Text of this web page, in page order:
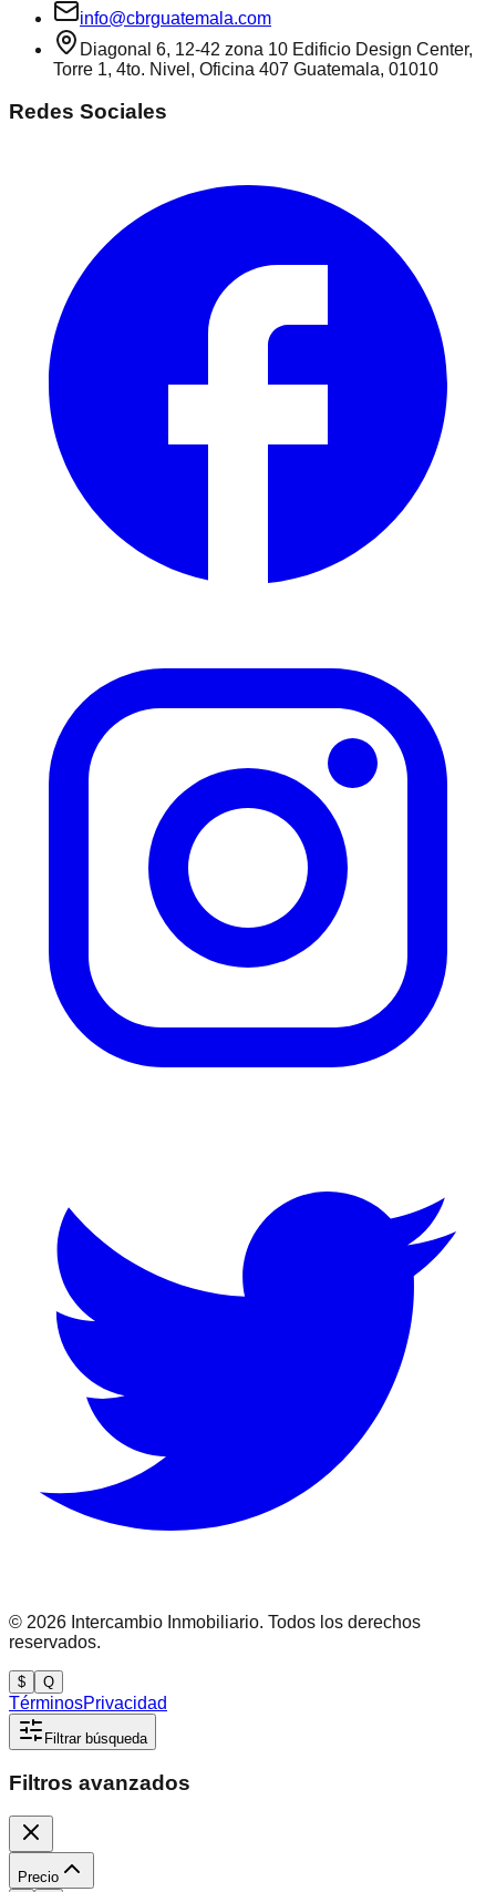
info@cbrguatemala.com
Diagonal 6, 12-42 zona 10 Edificio Design Center,
Torre 1, 4to. Nivel, Oficina 407 Guatemala, 01010
Redes Sociales
© 2026 Intercambio Inmobiliario. Todos los derechos
reservados.
$ Q
TérminosPrivacidad
Filtrar búsqueda
Filtros avanzados
Precio